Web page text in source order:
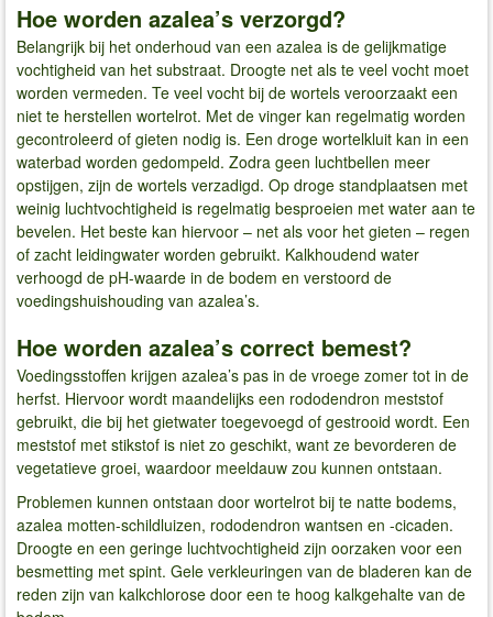
Hoe worden azalea’s verzorgd?
Belangrijk bij het onderhoud van een azalea is de gelijkmatige
vochtigheid van het substraat. Droogte net als te veel vocht moet
worden vermeden. Te veel vocht bij de wortels veroorzaakt een
niet te herstellen wortelrot. Met de vinger kan regelmatig worden
gecontroleerd of gieten nodig is. Een droge wortelkluit kan in een
waterbad worden gedompeld. Zodra geen luchtbellen meer
opstijgen, zijn de wortels verzadigd. Op droge standplaatsen met
weinig luchtvochtigheid is regelmatig besproeien met water aan te
bevelen. Het beste kan hiervoor – net als voor het gieten – regen
of zacht leidingwater worden gebruikt. Kalkhoudend water
verhoogd de pH-waarde in de bodem en verstoord de
voedingshuishouding van azalea’s.
Hoe worden azalea’s correct bemest?
Voedingsstoffen krijgen azalea’s pas in de vroege zomer tot in de
herfst. Hiervoor wordt maandelijks een rododendron meststof
gebruikt, die bij het gietwater toegevoegd of gestrooid wordt. Een
meststof met stikstof is niet zo geschikt, want ze bevorderen de
vegetatieve groei, waardoor meeldauw zou kunnen ontstaan.
Problemen kunnen ontstaan door wortelrot bij te natte bodems,
azalea motten-schildluizen, rododendron wantsen en -cicaden.
Droogte en een geringe luchtvochtigheid zijn oorzaken voor een
besmetting met spint. Gele verkleuringen van de bladeren kan de
reden zijn van kalkchlorose door een te hoog kalkgehalte van de